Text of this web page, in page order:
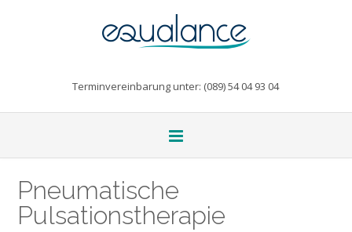
Terminvereinbarung unter: (089) 54 04 93 04
Pneumatische
Pulsationstherapie